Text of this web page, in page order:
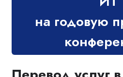
на годовую